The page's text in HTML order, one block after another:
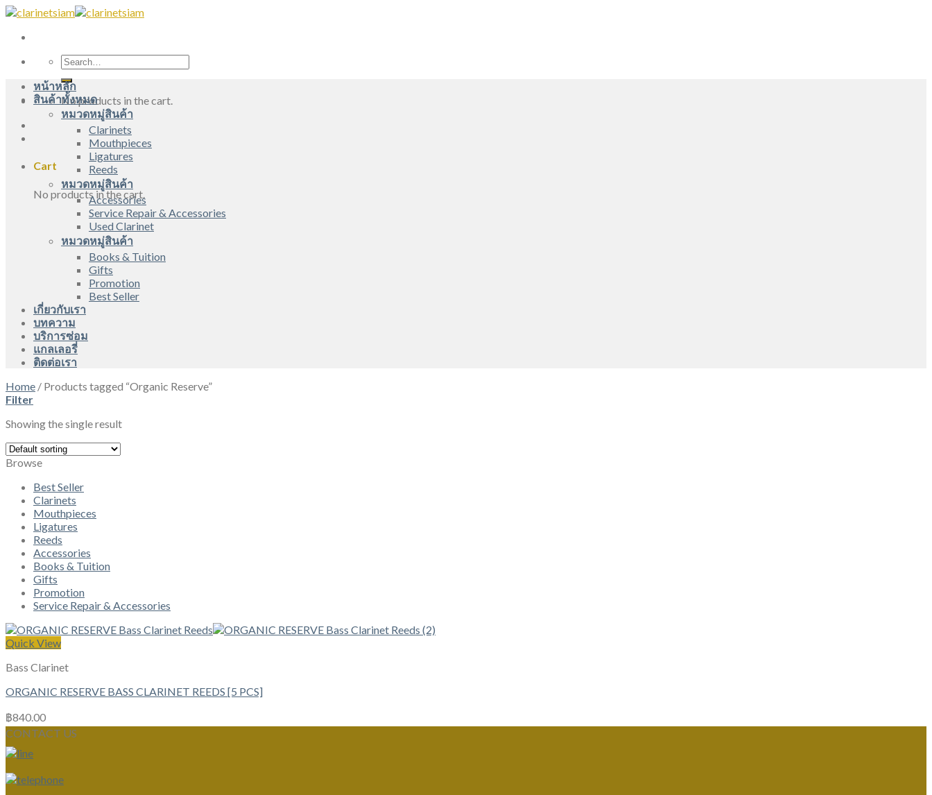
Skip
content
Search
for:
No products in the cart.
Cart
No products in the cart.
หน้าหลัก
สินค้าทั้งหมด
หมวดหมู่สินค้า
Clarinets
Mouthpieces
Ligatures
Reeds
หมวดหมู่สินค้า
Accessories
Service Repair & Accessories
Used Clarinet
หมวดหมู่สินค้า
Books & Tuition
Gifts
Promotion
Best Seller
เกี่ยวกับเรา
บทความ
บริการซ่อม
แกลเลอรี่
ติดต่อเรา
Home / Products tagged “Organic Reserve”
Filter
Showing the single result
Browse
Best Seller
Clarinets
Mouthpieces
Ligatures
Reeds
Accessories
Books & Tuition
Gifts
Promotion
Service Repair & Accessories
Quick View
Bass Clarinet
ORGANIC RESERVE BASS CLARINET REEDS [5 PCS]
฿840.00
CONTACT US